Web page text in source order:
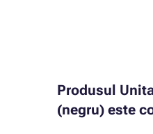
Produsul
(negru) este